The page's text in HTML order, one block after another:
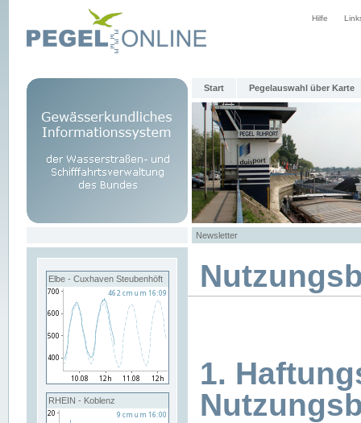
Hilfe
Start Pegelauswahl über Karte
Newsletter
Elbe - Cuxhaven Steubenhöft
RHEIN - Koblenz
1.